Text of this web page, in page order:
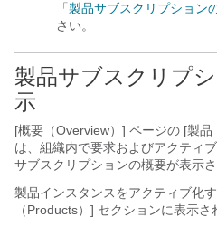
「 製品サブスクリプション
さい。
製品サブスクリプ
示
[概要（Overview）] ページの [製
は、組織内で要求およびアクティ
サブスクリプションの概要が表示さ
製品インスタンスをアクティブ化
（Products）] セクションに表示さ